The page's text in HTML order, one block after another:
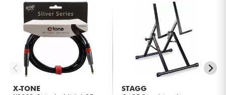
X-TONE
STAGG